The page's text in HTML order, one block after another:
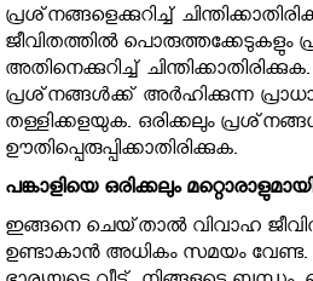
പ്രശ്‌നങ്ങളെക്കുറിച്ച്
ജീവിതത്തില്‍ പൊരുത്തക്കേടുകളും
അതിനെക്കുറിച്ച്
പ്രശ്‌നങ്ങള്‍ക്ക് അര്‍ഹിക്കുന്ന
തള്ളിക്കളയുക. ഒരിക്കലും
ഊതിപ്പെരുപ്പിക്കാതിരിക്കുക.
പങ്കാളിയെ ഒരിക്കലും
ഇങ്ങനെ ചെയ്‌താല്‍ വിവാഹ
ഉണ്ടാകാന്‍ അധികം സമയം